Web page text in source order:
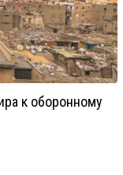
к оборонному